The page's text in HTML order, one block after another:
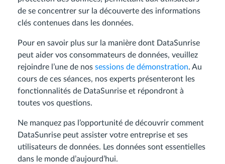
de se concentrer sur la découverte des informations
clés contenues dans les données.
Pour en savoir plus sur la manière dont DataSunrise
peut aider vos consommateurs de données, veuillez
rejoindre l’une de nos sessions de démonstration. Au
cours de ces séances, nos experts présenteront les
fonctionnalités de DataSunrise et répondront à
toutes vos questions.
Ne manquez pas l’opportunité de découvrir comment
DataSunrise peut assister votre entreprise et ses
utilisateurs de données. Les données sont essentielles
dans le monde d’aujourd’hui.